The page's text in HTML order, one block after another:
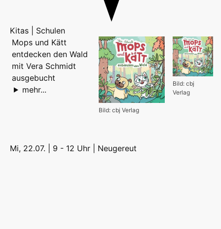
Kitas | Schulen
Bild: cbj
Verlag
Bild: cbj Verlag
Mops und Kätt
entdecken den Wald
mit Vera Schmidt
ausgebucht
mehr...
Mi, 22.07. | 9 - 12 Uhr | Neugereut